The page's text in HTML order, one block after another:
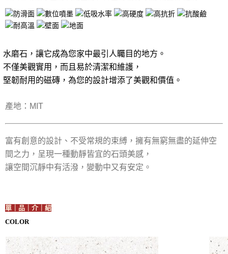
石，讓它成為您家中最引人矚目的地方。
美觀實用，而且易於清潔和維護，
耐用的磁磚，為您的設計增添了美觀和價值。
產地：MIT
富有創意的設計、不受常規的束縛，擁有無窮無盡的延伸空
間之力，呈現一種動靜皆宜的石頭美感，
讓空間沉靜中有活潑，變動中又有安定。
單｜品｜介｜紹
COLOR